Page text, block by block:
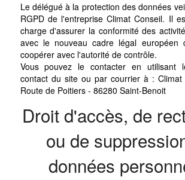
Le délégué à la protection des données
RGPD de l'entreprise Climat Conseil. Il
charge d'assurer la conformité des
avec le nouveau cadre légal européen
coopérer avec l'autorité de contrôle.
Vous pouvez le contacter en utilisant
contact du site ou par courrier à :
Route de Poitiers - 86280 Saint-Benoit
Droit d'accès, de
ou de
données